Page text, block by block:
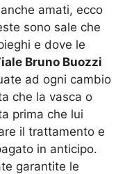
amati, ecco
sono sale che
e dove le
Bruno Buozzi
ad ogni cambio
che la vasca o
prima che lui
il trattamento e
in anticipo.
garantite le